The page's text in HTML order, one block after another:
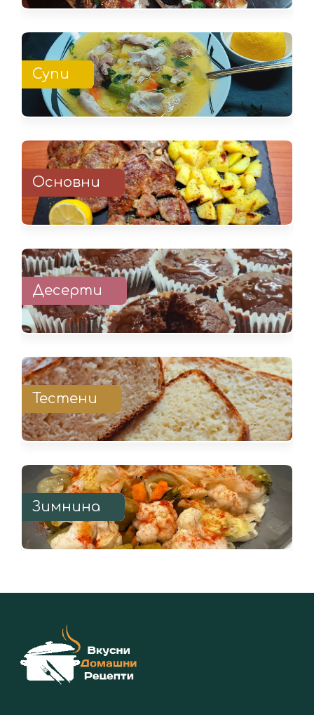
Супи
Основни
Десерти
Тестени
Зимнина